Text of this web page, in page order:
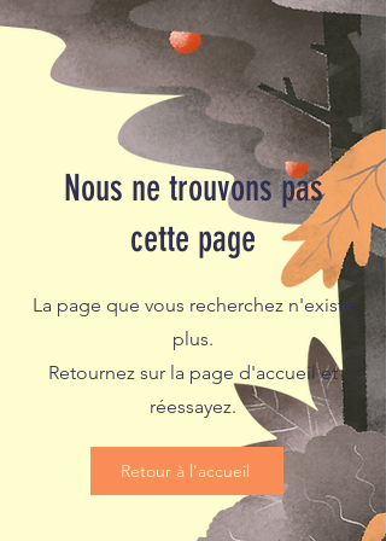
Nous ne trouvons pas
cette page
La page que vous recherchez n'existe
plus.
Retournez sur la page d'accueil et
réessayez.
Retour à l'accueil